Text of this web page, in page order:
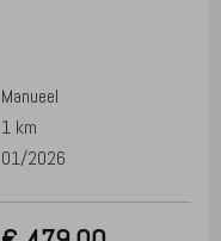
Manueel
1 km
01/2026